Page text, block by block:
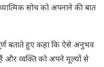
सोच को अपनाने की बात
बताते हुए कहा कि ऐसे अनुभव
और व्यक्ति को अपने मूल्यों से